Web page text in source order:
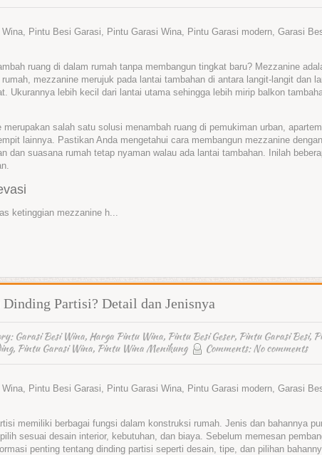
Wina, Pintu Besi Garasi, Pintu Garasi Wina, Pintu Garasi modern, Garasi
ruang di dalam rumah tanpa membangun tingkat baru? Mezzanine
mezzanine merujuk pada lantai tambahan di antara langit-langit dan
Ukurannya lebih kecil dari lantai utama sehingga lebih mirip balkon
merupakan salah satu solusi menambah ruang di pemukiman urban,
lainnya. Pastikan Anda mengetahui cara membangun mezzanine
dan suasana rumah tetap nyaman walau ada lantai tambahan. Inilah
ketinggian mezzanine h...
Partisi? Detail dan Jenisnya
Garasi Besi Wina, Harga Pintu Wina, Pintu Besi Geser, Pintu Garasi Besi,
, Pintu Garasi Wina, Pintu Wina Menikung Comments:No comments
Wina, Pintu Besi Garasi, Pintu Garasi Wina, Pintu Garasi modern, Garasi
memiliki berbagai fungsi dalam konstruksi rumah. Jenis dan bahannya
sesuai desain interior, kebutuhan, dan biaya. Sebelum memesan
penting tentang dinding partisi seperti desain, tipe, dan pilihan